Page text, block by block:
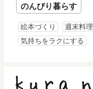
のんびり暮らす
絵本づくり 週末料理
気持ちをラクにする